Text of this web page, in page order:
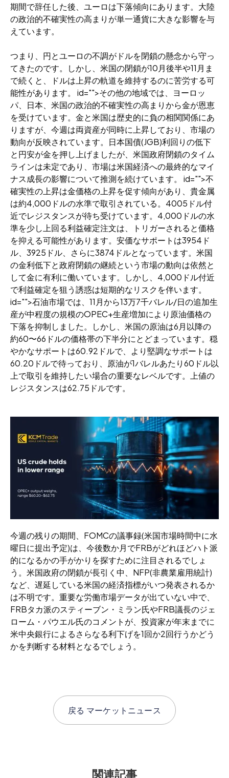
期間で辞任した後、ユーロは下落傾向にあります。大陸
の政治的不確実性の高まりが単一通貨に大きな影響を与
えています。
つまり、円とユーロの不調がドルを閉鎖の懸念から守っ
てきたのです。しかし、米国の閉鎖が10月後半や11月ま
で続くと、ドルは上昇の軌道を維持するのに苦労する可
能性があります。 id="">その他の地域では、ヨーロッ
パ、日本、米国の政治的不確実性の高まりから金が恩恵
を受けています。金と米国は歴史的に負の相関関係にあ
りますが、今週は両資産が同時に上昇しており、市場の
動向が反映されています。日本国債(JGB)利回りの低下
と円安が金を押し上げましたが、米国政府閉鎖のタイム
ラインは未定であり、市場は米国経済への最終的なマイ
ナス成長の影響について推測を続けています。 id="">不
確実性の上昇は金価格の上昇を促す傾向があり、貴金属
は約4,000ドルの水準で取引されている。4005ドル付
近でレジスタンスが待ち受けています。4,000ドルの水
準を少し上回る利益確定注文は、トリガーされると価格
を抑える可能性があります。安価なサポートは3954ド
ル、3925ドル、さらに3874ドルとなっています。米国
の金利低下と政府閉鎖の継続という市場の動向は依然と
して金に有利に働いています。しかし、4,000ドル付近
で利益確定を狙う誘惑は短期的なリスクを伴います。
id="">石油市場では、11月から13万7千バレル/日の追加生
産が中程度の規模のOPEC+生産増加により原油価格の
下落を抑制しました。しかし、米国の原油は6月以降の
約60〜66ドルの価格帯の下半分にとどまっています。穏
やかなサポートは60.92ドルで、より堅調なサポートは
60.20ドルで待っており、原油が1バレルあたり60ドル以
上で取引を維持したい場合の重要なレベルです。上値の
レジスタンスは62.75ドルです。
今週の残りの期間、FOMCの議事録(米国市場時間中に水
曜日に提出予定)は、今後数か月でFRBがどれほどハト派
的になるかの手がかりを探すために注目されるでしょ
う。米国政府の閉鎖が長引く中、NFP(非農業雇用統計)
など、遅延している米国の経済指標がいつ発表されるか
は不明です。重要な労働市場データが出ていない中で、
FRBタカ派のスティーブン・ミラン氏やFRB議長のジェ
ローム・パウエル氏のコメントが、投資家が年末までに
米中央銀行によるさらなる利下げを1回か2回行うかどう
かを判断する材料となるでしょう。
戻る マーケットニュース
関連記事